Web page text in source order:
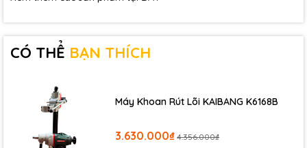
CÓ THỂ BẠN THÍCH
Máy Khoan Rút Lõi KAIBANG K6168B
3.630.000₫ 4.356.000₫